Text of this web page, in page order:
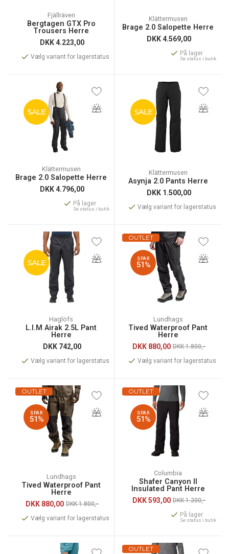
Fjällräven
Bergtagen GTX Pro
Trousers Herre
DKK4.223,00
Vælg variant for lagerstatus
Klättermusen
Brage 2.0 Salopette Herre
DKK4.569,00
På lager
Se status i butik
SALE
Klättermusen
Brage 2.0 Salopette Herre
DKK4.796,00
På lager
Se status i butik
SALE
Klättermusen
Asynja 2.0 Pants Herre
DKK 1.500,00
Vælg variant for lagerstatus
SALE
Haglöfs
L.I.M Airak 2.5L Pant
Herre
DKK 742,00
Vælg variant for lagerstatus
OUTLET
SPAR
51%
Lundhags
Tived Waterproof Pant
Herre
DKK 880,00 DKK 1.800,-
Vælg variant for lagerstatus
OUTLET
SPAR
51%
Lundhags
Tived Waterproof Pant
Herre
DKK 880,00 DKK 1.800,-
Vælg variant for lagerstatus
OUTLET
SPAR
51%
Columbia
Shafer Canyon II
Insulated Pant Herre
DKK593,00 DKK 1.200,-
På lager
Se status i butik
OUTLET